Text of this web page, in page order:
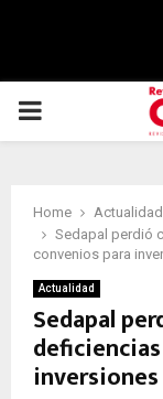
PRIMARY
Home
Actualidad
Sedapal perdió
convenios para
Actualidad
Sedapal